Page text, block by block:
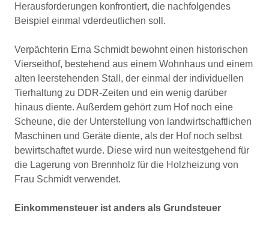
Herausforderungen konfrontiert, die nachfolgendes
Beispiel einmal vderdeutlichen soll.
Verpächterin Erna Schmidt bewohnt einen historischen
Vierseithof, bestehend aus einem Wohnhaus und einem
alten leerstehenden Stall, der einmal der individuellen
Tierhaltung zu DDR-Zeiten und ein wenig darüber
hinaus diente. Außerdem gehört zum Hof noch eine
Scheune, die der Unterstellung von landwirtschaftlichen
Maschinen und Geräte diente, als der Hof noch selbst
bewirtschaftet wurde. Diese wird nun weitestgehend für
die Lagerung von Brennholz für die Holzheizung von
Frau Schmidt verwendet.
Einkommensteuer ist anders als Grundsteuer